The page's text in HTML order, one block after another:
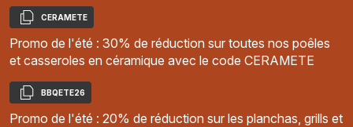
Copier
CERAMETE
Promo de l'été : 30% de réduction sur toutes nos poêles
et casseroles en céramique avec le code CERAMETE
Copier
BBQETE26
Promo de l'été : 20% de réduction sur les planchas, grills et